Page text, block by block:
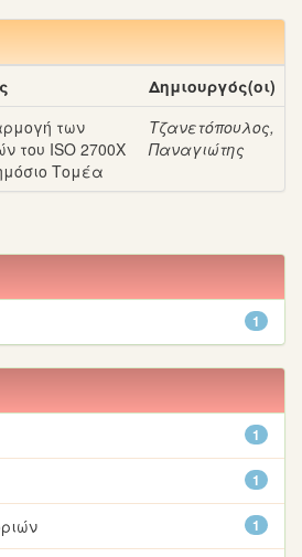
Δημιουργός(οι)
των
του ISO 2700X
Τομέα
Τζανετόπουλος,
Παναγιώτης
1
1
1
1